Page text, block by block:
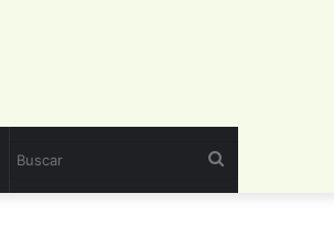
Cambiar